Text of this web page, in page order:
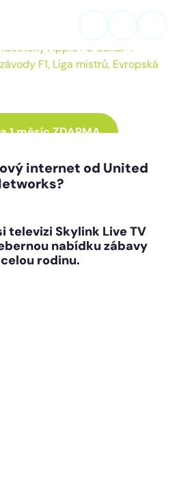
LIVE TV
Apple+ a Canal+.
F1, Liga mistrů, Evropská
1 měsíc ZDARMA
internet od United
televizi Skylink Live TV
nabídku zábavy
rodinu.